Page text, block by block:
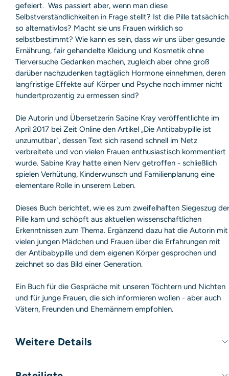
gefeiert. Was passiert aber, wenn man diese
Selbstverständlichkeiten in Frage stellt? Ist die Pille tatsächlich
so alternativlos? Macht sie uns Frauen wirklich so
selbstbestimmt? Wie kann es sein, dass wir uns über gesunde
Ernährung, fair gehandelte Kleidung und Kosmetik ohne
Tierversuche Gedanken machen, zugleich aber ohne groß
darüber nachzudenken tagtäglich Hormone einnehmen, deren
langfristige Effekte auf Körper und Psyche noch immer nicht
hundertprozentig zu ermessen sind?
Die Autorin und Übersetzerin Sabine Kray veröffentlichte im
April 2017 bei Zeit Online den Artikel „Die Antibabypille ist
unzumutbar", dessen Text sich rasend schnell im Netz
verbreitete und von vielen Frauen enthusiastisch kommentiert
wurde. Sabine Kray hatte einen Nerv getroffen - schließlich
spielen Verhütung, Kinderwunsch und Familienplanung eine
elementare Rolle in unserem Leben.
Dieses Buch berichtet, wie es zum zweifelhaften Siegeszug der
Pille kam und schöpft aus aktuellen wissenschaftlichen
Erkenntnissen zum Thema. Ergänzend dazu hat die Autorin mit
vielen jungen Mädchen und Frauen über die Erfahrungen mit
der Antibabypille und dem eigenen Körper gesprochen und
zeichnet so das Bild einer Generation.
Ein Buch für die Gespräche mit unseren Töchtern und Nichten
und für junge Frauen, die sich informieren wollen - aber auch
Vätern, Freunden und Ehemännern empfohlen.
Weitere Details